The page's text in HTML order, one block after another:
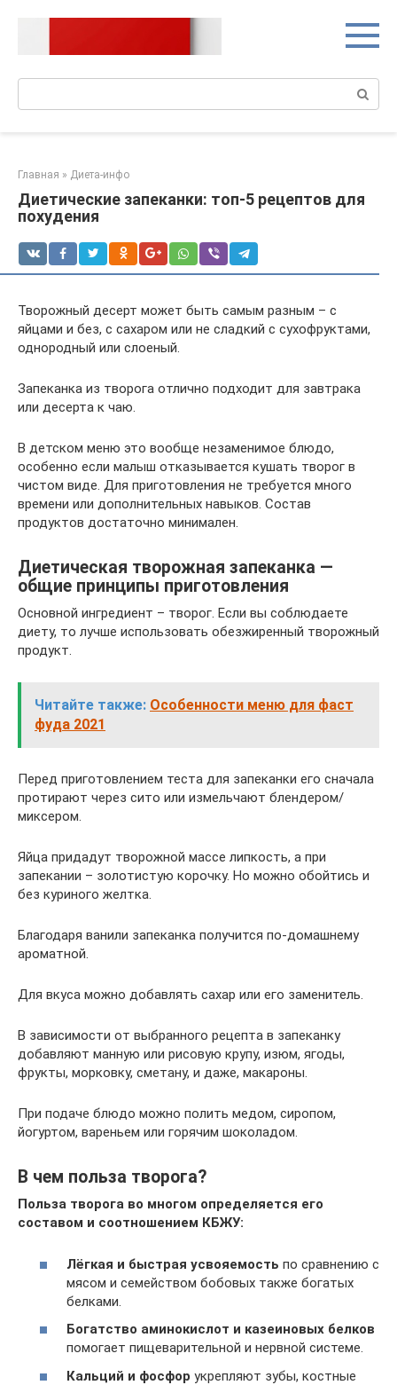
Главная » Диета-инфо
Диетические запеканки: топ-5 рецептов для
похудения
Творожный десерт может быть самым разным – с
яйцами и без, с сахаром или не сладкий с сухофруктами,
однородный или слоеный.
Запеканка из творога отлично подходит для завтрака
или десерта к чаю.
В детском меню это вообще незаменимое блюдо,
особенно если малыш отказывается кушать творог в
чистом виде. Для приготовления не требуется много
времени или дополнительных навыков. Состав
продуктов достаточно минимален.
Диетическая творожная запеканка —
общие принципы приготовления
Основной ингредиент – творог. Если вы соблюдаете
диету, то лучше использовать обезжиренный творожный
продукт.
Читайте также: Особенности меню для фаст
фуда 2021
Перед приготовлением теста для запеканки его сначала
протирают через сито или измельчают блендером/
миксером.
Яйца придадут творожной массе липкость, а при
запекании – золотистую корочку. Но можно обойтись и
без куриного желтка.
Благодаря ванили запеканка получится по-домашнему
ароматной.
Для вкуса можно добавлять сахар или его заменитель.
В зависимости от выбранного рецепта в запеканку
добавляют манную или рисовую крупу, изюм, ягоды,
фрукты, морковку, сметану, и даже, макароны.
При подаче блюдо можно полить медом, сиропом,
йогуртом, вареньем или горячим шоколадом.
В чем польза творога?
Польза творога во многом определяется его
составом и соотношением КБЖУ:
Лёгкая и быстрая усвояемость по сравнению с
мясом и семейством бобовых также богатых
белками.
Богатство аминокислот и казеиновых белков
помогает пищеварительной и нервной системе.
Кальций и фосфор укрепляют зубы, костные